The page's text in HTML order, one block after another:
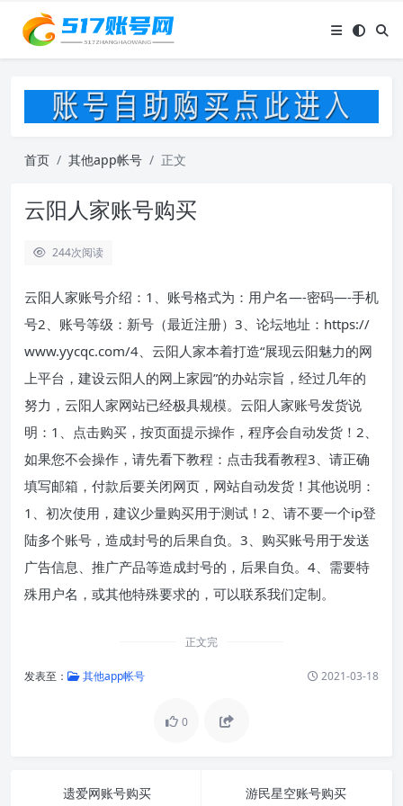
首页 其他app帐号 正文
云阳人家账号购买
244次阅读
云阳人家账号介绍：1、账号格式为：用户名—-密码—-手机
号2、账号等级：新号（最近注册）3、论坛地址：https://
www.yycqc.com/4、云阳人家本着打造“展现云阳魅力的网
上平台，建设云阳人的网上家园”的办站宗旨，经过几年的
努力，云阳人家网站已经极具规模。云阳人家账号发货说
明：1、点击购买，按页面提示操作，程序会自动发货！2、
如果您不会操作，请先看下教程：点击我看教程3、请正确
填写邮箱，付款后要关闭网页，网站自动发货！其他说明：
1、初次使用，建议少量购买用于测试！2、请不要一个ip登
陆多个账号，造成封号的后果自负。3、购买账号用于发送
广告信息、推广产品等造成封号的，后果自负。4、需要特
殊用户名，或其他特殊要求的，可以联系我们定制。
正文完
发表至： 其他app帐号 2021-03-18
0
遗爱网账号购买 游民星空账号购买